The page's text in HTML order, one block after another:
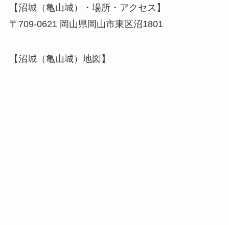
【沼城（亀山城）・場所・アクセス】
〒709-0621 岡山県岡山市東区沼1801
【沼城（亀山城）地図】